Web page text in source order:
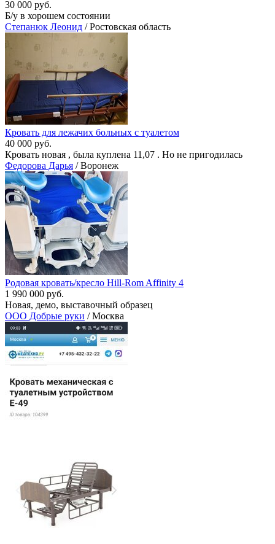
30 000 руб.
Б/у в хорошем состоянии
Степанюк Леонид / Ростовская область
Кровать для лежачих больных с туалетом
40 000 руб.
Кровать новая , была куплена 11,07 . Но не пригодилась
Федорова Дарья / Воронеж
Родовая кровать/кресло Hill-Rom Affinity 4
1 990 000 руб.
Новая, демо, выставочный образец
ООО Добрые руки / Москва